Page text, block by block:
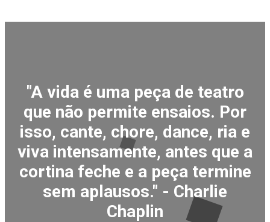
"A vida é uma peça de teatro
que não permite ensaios. Por
isso, cante, chore, dance, ria e
viva intensamente, antes que a
cortina feche e a peça termine
sem aplausos." - Charlie
Chaplin